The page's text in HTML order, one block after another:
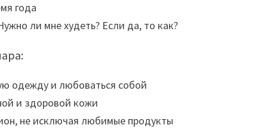
года
ли мне худеть? Если да, то как?
одежду и любоваться собой
и здоровой кожи
не исключая любимые продукты